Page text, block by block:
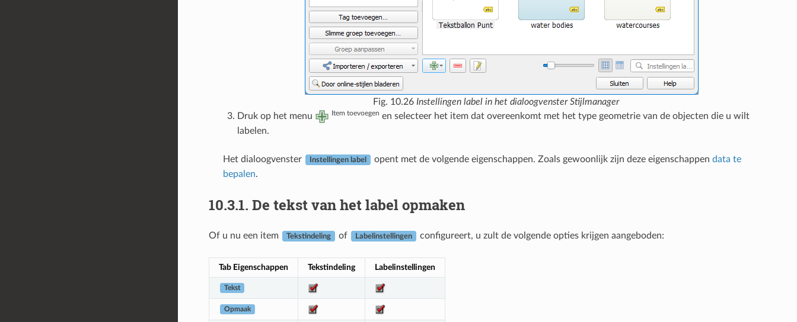
Fig. 10.26 Instellingen label in het dialoogvenster Stijlmanager
Druk op het menu
Item toevoegen en selecteer het item dat overeenkomt met het type geometrie van de objecten die u wilt
labelen.
Het dialoogvenster Instellingen label opent met de volgende eigenschappen. Zoals gewoonlijk zijn deze eigenschappen data te
bepalen.
10.3.1. De tekst van het label opmaken
Of u nu een item Tekstindeling of Labelinstellingen configureert, u zult de volgende opties krijgen aangeboden:
Tab Eigenschappen Tekstindeling Labelinstellingen
Tekst
Opmaak